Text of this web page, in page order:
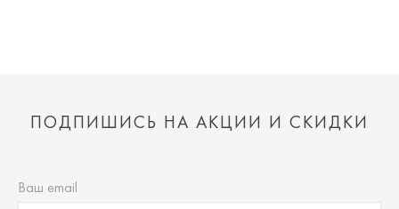
ПОДПИШИСЬ НА АКЦИИ И СКИДКИ
Ваш email